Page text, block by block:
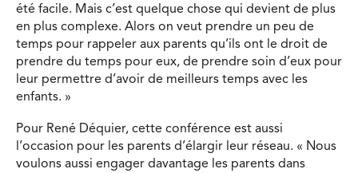
été facile. Mais c’est quelque chose qui devient de plus
en plus complexe. Alors on veut prendre un peu de
temps pour rappeler aux parents qu’ils ont le droit de
prendre du temps pour eux, de prendre soin d’eux pour
leur permettre d’avoir de meilleurs temps avec les
enfants. »
Pour René Déquier, cette conférence est aussi
l’occasion pour les parents d’élargir leur réseau. « Nous
voulons aussi engager davantage les parents dans